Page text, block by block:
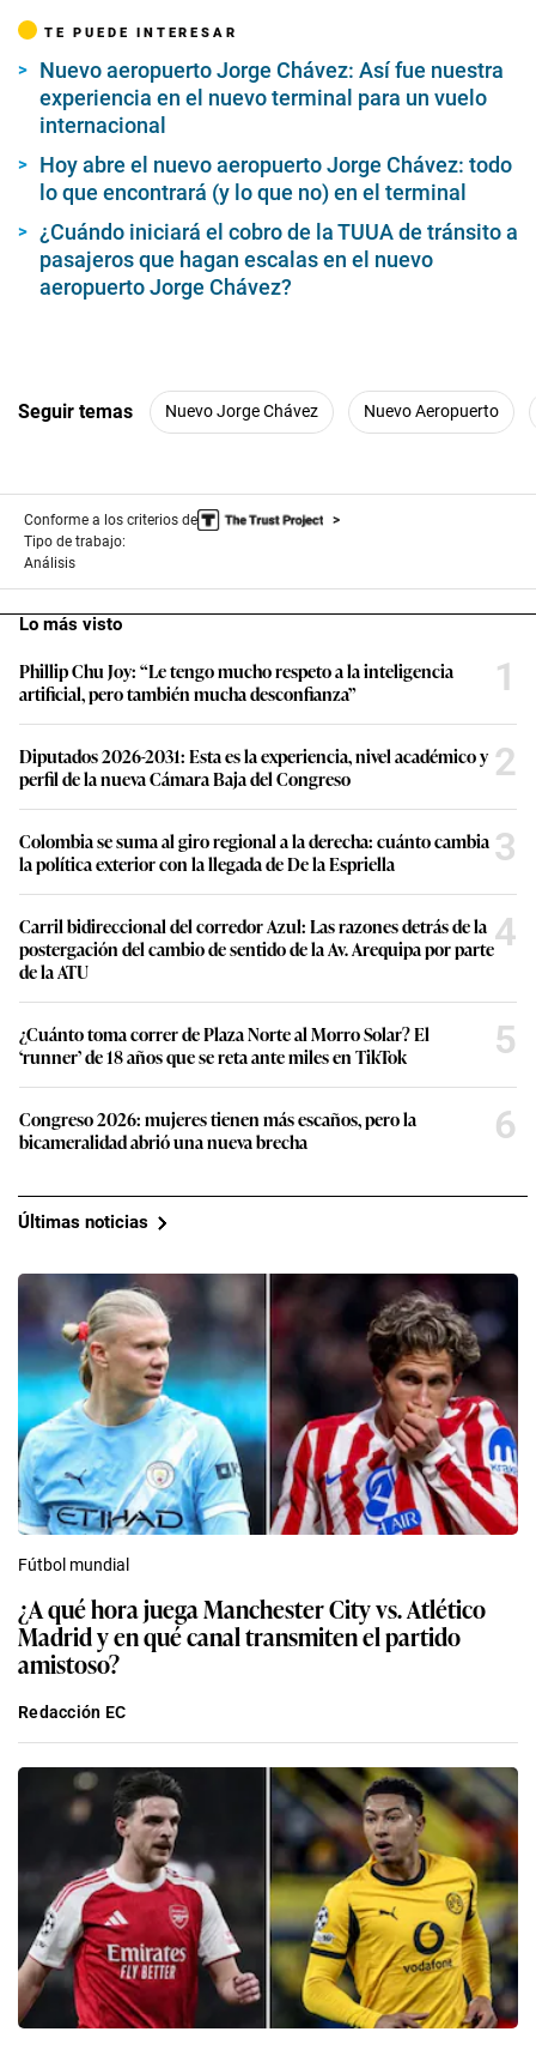
lo que encontrará (y lo que no) en el terminal
¿Cuándo iniciará el cobro de la TUUA de tránsito a
pasajeros que hagan escalas en el nuevo
aeropuerto Jorge Chávez?
Seguir temas Nuevo Jorge Chávez Nuevo Aeropuerto
Phillip Chu Joy: “Le tengo mucho respeto a la inteligencia
artificial, pero también mucha desconfianza”
1
Diputados 2026-2031: Esta es la experiencia, nivel académico y
perfil de la nueva Cámara Baja del Congreso
2
Colombia se suma al giro regional a la derecha: cuánto cambia
la política exterior con la llegada de De la Espriella
3
Carril bidireccional del corredor Azul: Las razones detrás de la
postergación del cambio de sentido de la Av. Arequipa por parte
de la ATU
4
¿Cuánto toma correr de Plaza Norte al Morro Solar? El
‘runner’ de 18 años que se reta ante miles en TikTok
5
Congreso 2026: mujeres tienen más escaños, pero la
bicameralidad abrió una nueva brecha
6
Últimas noticias
Fútbol mundial
¿A qué hora juega Manchester City vs. Atlético
Madrid y en qué canal transmiten el partido
amistoso?
Fútbol mundial
Arsenal vs. Borussia Dortmund: a qué hora
juegan, canales TV y dónde ver transmisión
Redacción EC